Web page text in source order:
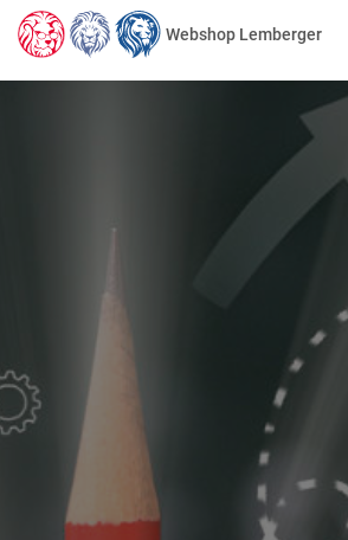
Webshop Lemberger